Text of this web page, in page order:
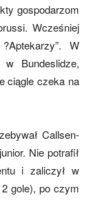
gospodarzom
Wcześniej
W
Bundeslidze,
ciągle czeka na
Callsen-
Nie potrafił
i zaliczył w
gole), po czym